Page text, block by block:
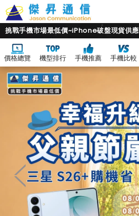
挑戰手機市場最低價~iPhone破盤現貨供應
價格總覽 機型排行 手機推薦 手機比較